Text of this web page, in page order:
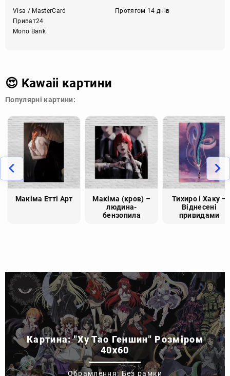
Visa / MasterCard
Приват24
Mono Bank
Протягом 14 днів
😍 Kawaii картини
Популярні картини:
Макіма Етті Арт
Макіма (кров) –
людина-
бензопила
Тихиро і Хаку –
Віднесені
привидами
Картина: "Ху Тао Геншин" Розміром
40x60
Обрамлення: Без рамки